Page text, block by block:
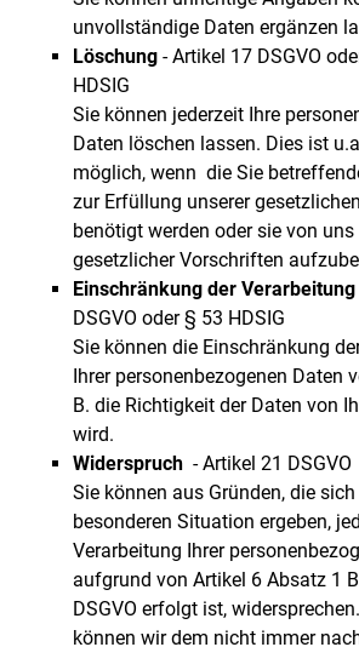
unvollständige Daten ergänzen
Löschung - Artikel 17 DSGVO
HDSIG
Sie können jederzeit Ihre
Daten löschen lassen. Dies ist
möglich, wenn die Sie
zur Erfüllung unserer
benötigt werden oder sie von
gesetzlicher Vorschriften
Einschränkung der Verarbeitung
DSGVO oder § 53 HDSIG
Sie können die Einschränkung
Ihrer personenbezogenen Daten
B. die Richtigkeit der Daten von
wird.
Widerspruch - Artikel 21 DSGVO
Sie können aus Gründen, die
besonderen Situation ergeben,
Verarbeitung Ihrer
aufgrund von Artikel 6 Absatz 1
DSGVO erfolgt ist,
können wir dem nicht immer